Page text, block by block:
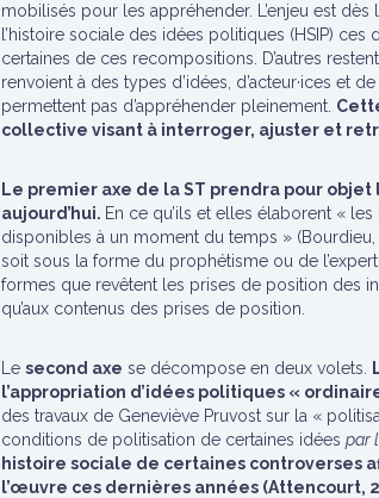
mobilisés pour les appréhender. L’enjeu est
l’histoire sociale des idées politiques (HSIP) ces
certaines de ces recompositions. D’autres
renvoient à des types d’idées, d’acteur·ices et
permettent pas d’appréhender pleinement.
collective visant à interroger, ajuster et
Le premier axe de la ST prendra pour
aujourd’hui. En ce qu’ils et elles élaborent «
disponibles à un moment du temps »
soit sous la forme du prophétisme ou de
formes que revêtent les prises de position des
qu’aux contenus des prises de position.
Lesecond axe se décompose en deux volets.
l’appropriation d’idées politiques «
des travaux de Geneviève Pruvost sur la «
conditions de politisation de certaines idéespar
histoire sociale de certaines controverses
l’œuvre ces dernières années (Attencourt,